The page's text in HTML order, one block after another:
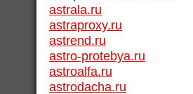
astrala.ru
astraproxy.ru
astrend.ru
astro-protebya.ru
astroalfa.ru
astrodacha.ru